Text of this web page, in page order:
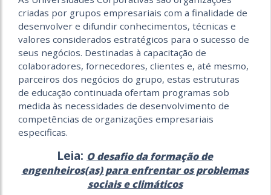
criadas por grupos empresariais com a finalidade de
desenvolver e difundir conhecimentos, técnicas e
valores considerados estratégicos para o sucesso de
seus negócios. Destinadas à capacitação de
colaboradores, fornecedores, clientes e, até mesmo,
parceiros dos negócios do grupo, estas estruturas
de educação continuada ofertam programas sob
medida às necessidades de desenvolvimento de
competências de organizações empresariais
especificas.
Leia: O desafio da formação de
engenheiros(as) para enfrentar os problemas
sociais e climáticos